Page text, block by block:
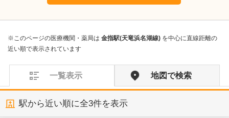
※このページの医療機関・薬局は 金指駅(天竜浜名湖線) を中心に直線距離の
近い順で表示されています
一覧表示 地図で検索
駅から近い順に全3件を表示